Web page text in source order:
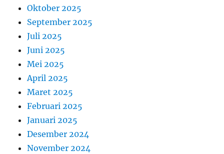
Oktober 2025
September 2025
Juli 2025
Juni 2025
Mei 2025
April 2025
Maret 2025
Februari 2025
Januari 2025
Desember 2024
November 2024